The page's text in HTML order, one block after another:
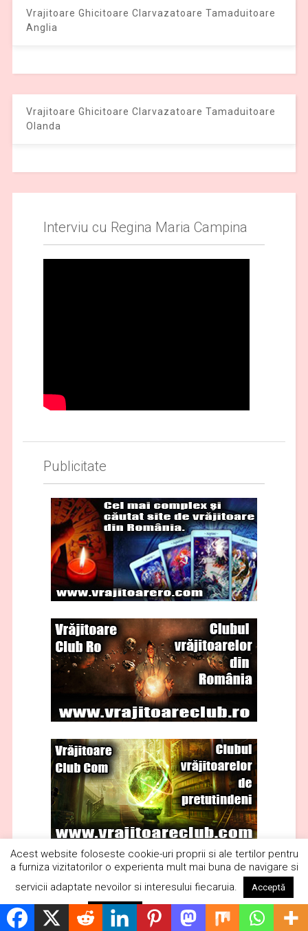
Vrajitoare Ghicitoare Clarvazatoare Tamaduitoare
Anglia
Vrajitoare Ghicitoare Clarvazatoare Tamaduitoare
Olanda
Interviu cu Regina Maria Campina
Publicitate
Acest website foloseste cookie-uri proprii si ale tertilor pentru
a furniza vizitatorilor o experienta mult mai buna de navigare si
servicii adaptate nevoilor si interesului fiecaruia.
Acceptă
Respinge Citește mai mult